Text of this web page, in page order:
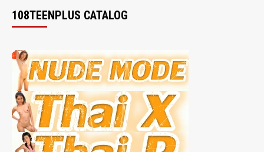
108TEENPLUS CATALOG